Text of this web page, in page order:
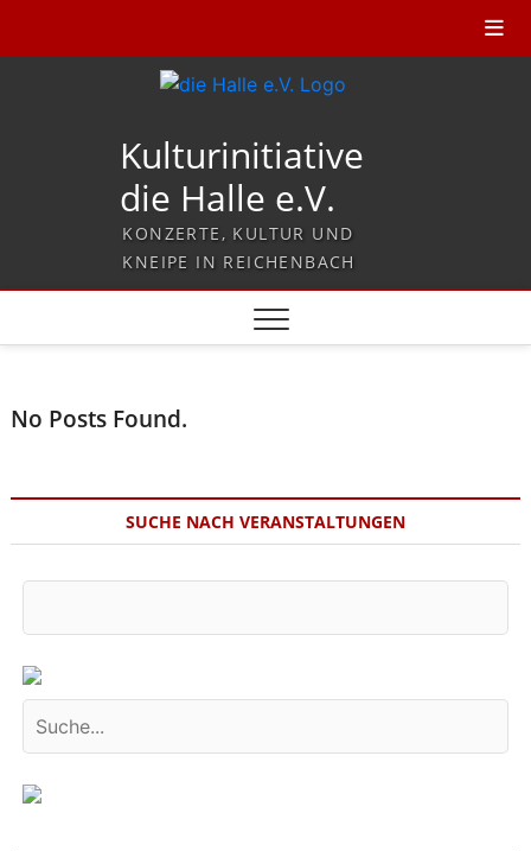
Kulturinitiative
die Halle e.V.
KONZERTE, KULTUR UND
KNEIPE IN REICHENBACH
No Posts Found.
SUCHE NACH VERANSTALTUNGEN